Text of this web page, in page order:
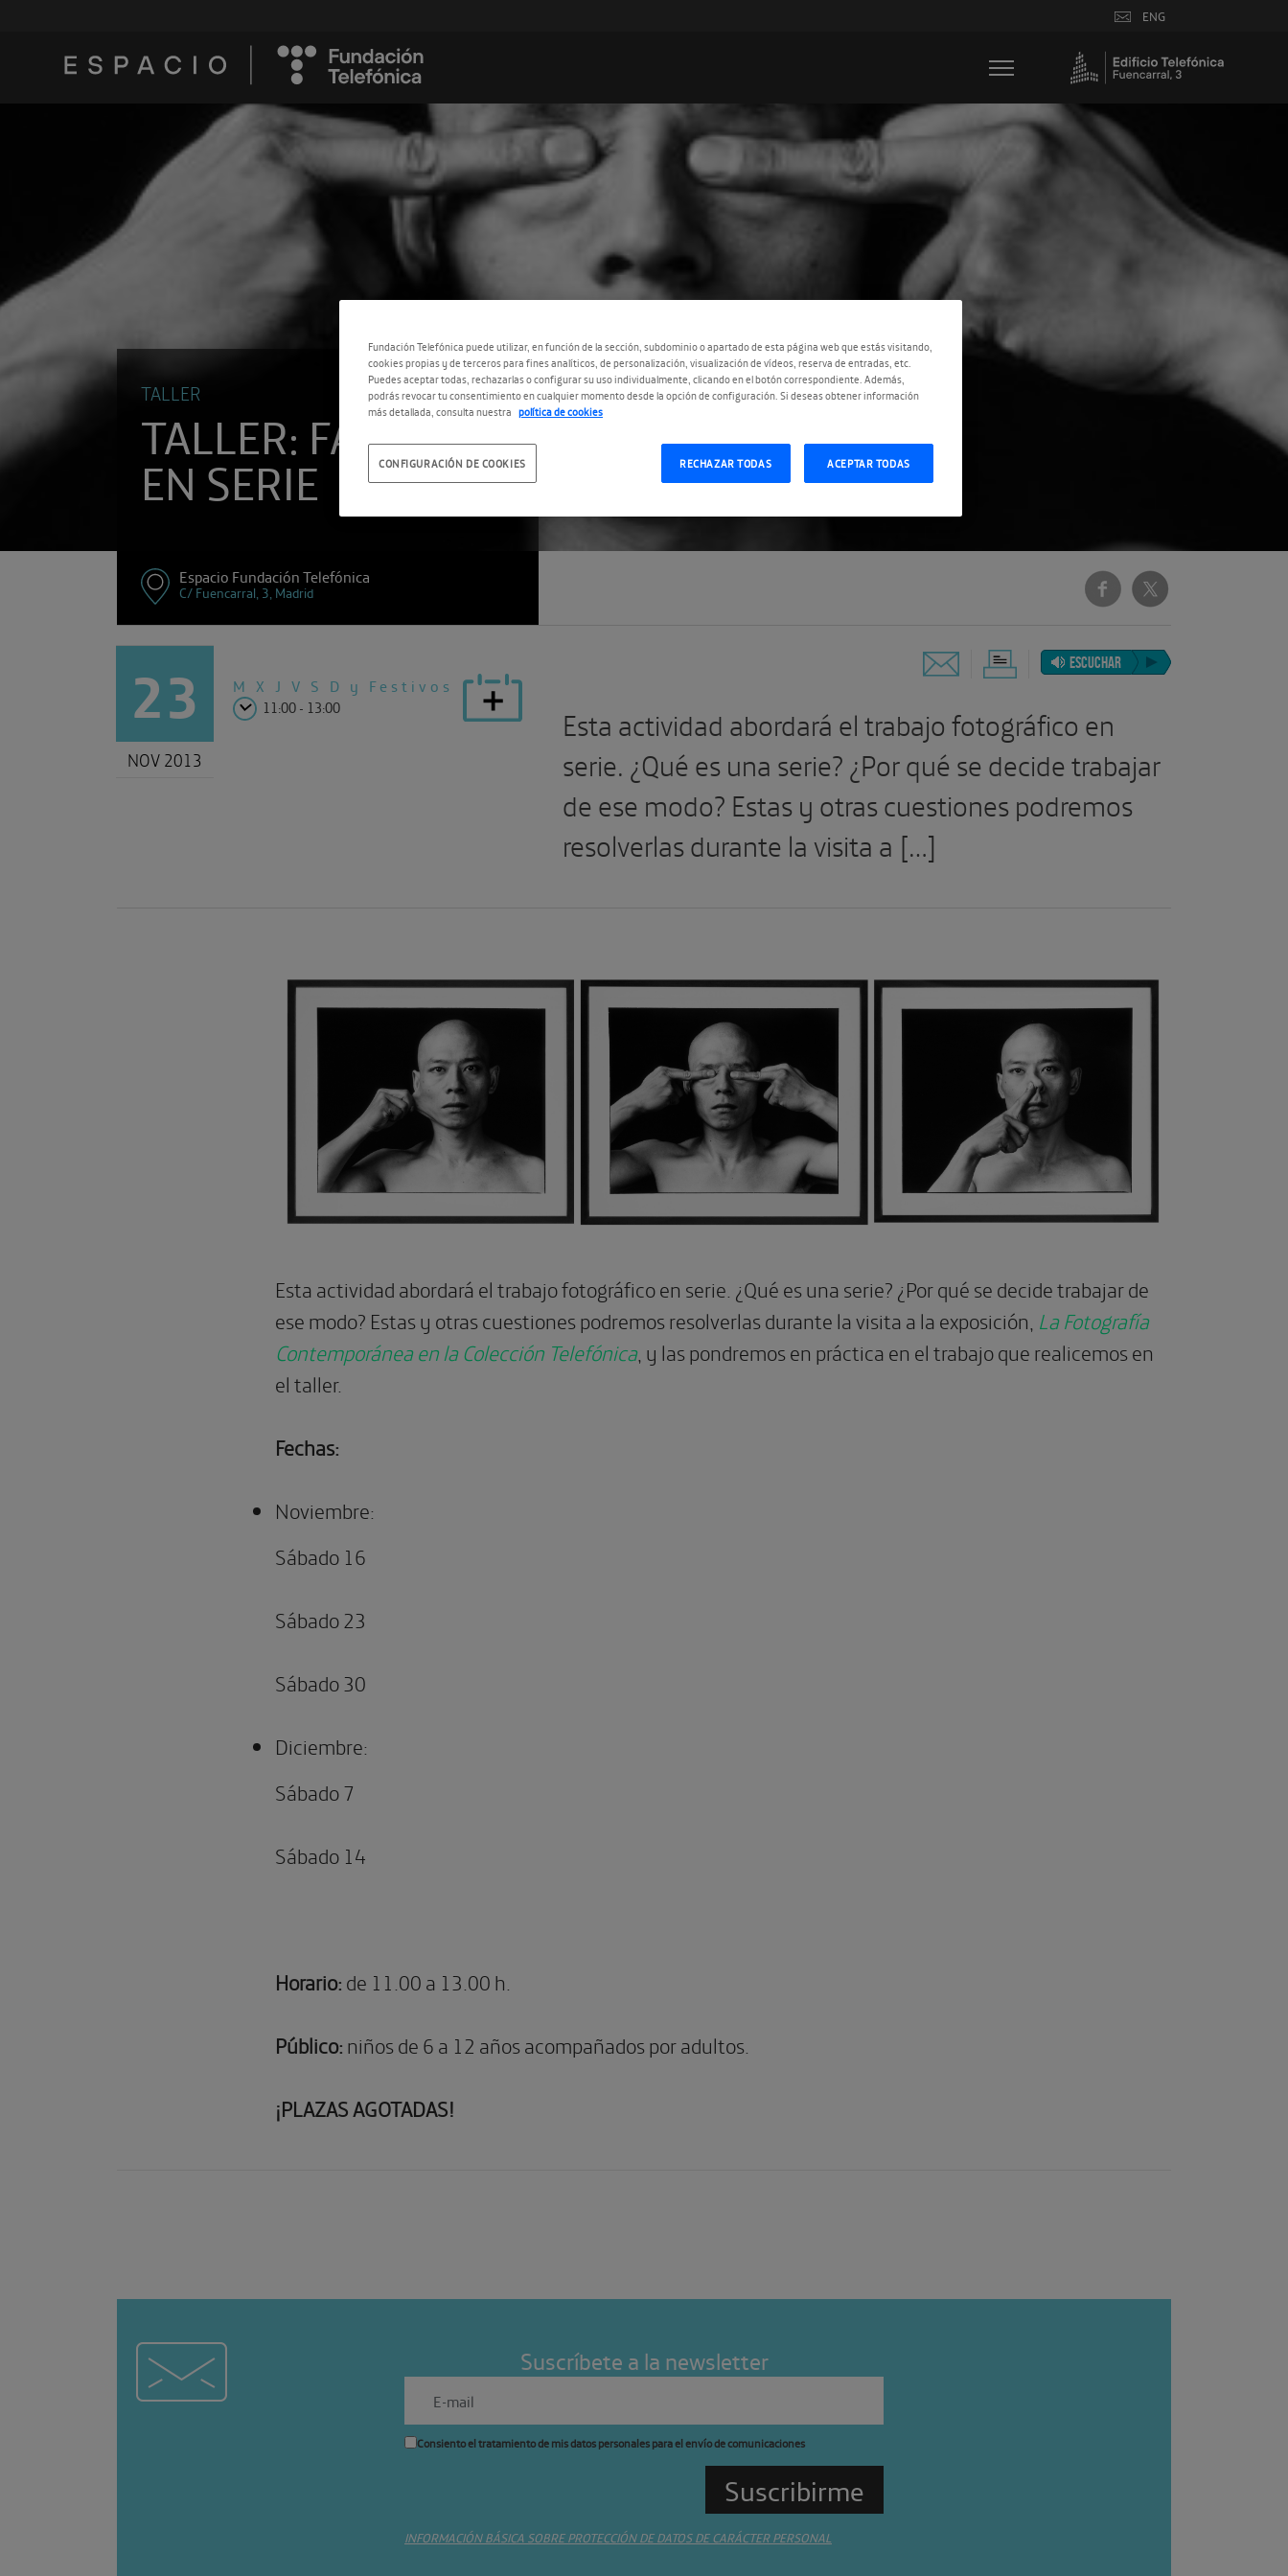
ENG
TALLER
TALLER: FAMILIA
EN SERIE
Espacio Fundación Telefónica
C/ Fuencarral, 3, Madrid
23
NOV 2013
M X J V S D y Festivos
11:00 - 13:00
ESCUCHAR
Esta actividad abordará el trabajo fotográfico en
serie. ¿Qué es una serie? ¿Por qué se decide trabajar
de ese modo? Estas y otras cuestiones podremos
resolverlas durante la visita a […]
Esta actividad abordará el trabajo fotográfico en serie. ¿Qué es una serie? ¿Por qué se decide trabajar de
ese modo? Estas y otras cuestiones podremos resolverlas durante la visita a la exposición, La Fotografía
Contemporánea en la Colección Telefónica, y las pondremos en práctica en el trabajo que realicemos en
el taller.
Fechas:
Noviembre:
Sábado 16
Sábado 23
Sábado 30
Diciembre:
Sábado 7
Sábado 14
Horario:de 11.00 a 13.00 h.
Público:niños de 6 a 12 años acompañados por adultos.
¡PLAZAS AGOTADAS!
Suscríbete a la newsletter
Consiento el tratamiento de mis datos personales para el envío de comunicaciones
INFORMACIÓN BÁSICA SOBRE PROTECCIÓN DE DATOS DE CARÁCTER PERSONAL
Fundación Telefónica puede utilizar, en función de la sección, subdominio o apartado de esta página web que estás visitando,
cookies propias y de terceros para fines analíticos, de personalización, visualización de vídeos, reserva de entradas, etc.
Puedes aceptar todas, rechazarlas o configurar su uso individualmente, clicando en el botón correspondiente. Además,
podrás revocar tu consentimiento en cualquier momento desde la opción de configuración. Si deseas obtener información
más detallada, consulta nuestra política de cookies
RECHAZAR TODAS ACEPTAR TODAS
CONFIGURACIÓN DE COOKIES